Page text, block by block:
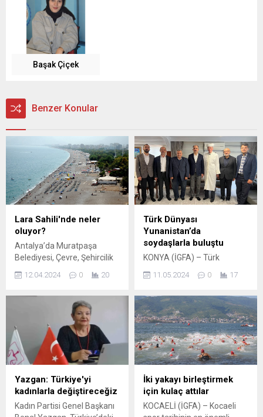
Başak Çiçek
Benzer Konular
Lara Sahili'nde neler
oluyor?
Antalya’da Muratpaşa
Belediyesi, Çevre, Şehircilik
Bakanlığı’nın Lara sahil
çalışmalarına başladığı
iddialarına yanıt verdi.
Belediye, bu konuda hukuki
haklarını kullanacağını
belirtti. ANTALYA (İGFA) –
Antalya’da Muratpaşa
Belediyesi’nden yapılan
yazılı açıklamada, Çevre,
Şehircilik ve İklim Değişikliği
Bakanlığı’nın, eski Divan
12.04.2024 0 20
Türk Dünyası
Yunanistan’da
soydaşlarla buluştu
KONYA (İGFA) – Türk
(TDBB) ve Konya Büyükşehir
İbrahim Altay,
Yunanistan’da soydaşlarla
buluştu. TDBB olarak Türk
dünyasının farklı
bölgelerindeki soydaşlarla
bir araya gelmenin ve
onların yanında olmanın
önemine vurgu yapan
Başkan Altay, Türk
dünyasının birlik ve
11.05.2024 0 17
Yazgan: Türkiye'yi
kadınlarla değiştireceğiz
Kadın Partisi Genel Başkanı
İki yakayı birleştirmek
için kulaç attılar
KOCAELİ (İGFA) – Kocaeli